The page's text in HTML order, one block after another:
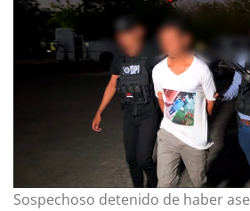
Sospechoso detenido de haber